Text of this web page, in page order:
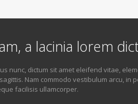
a lacinia lorem
nunc, dictum sit amet eleifend vitae,
Nam commodo vestibulum arcu, in
facilisis ullamcorper.